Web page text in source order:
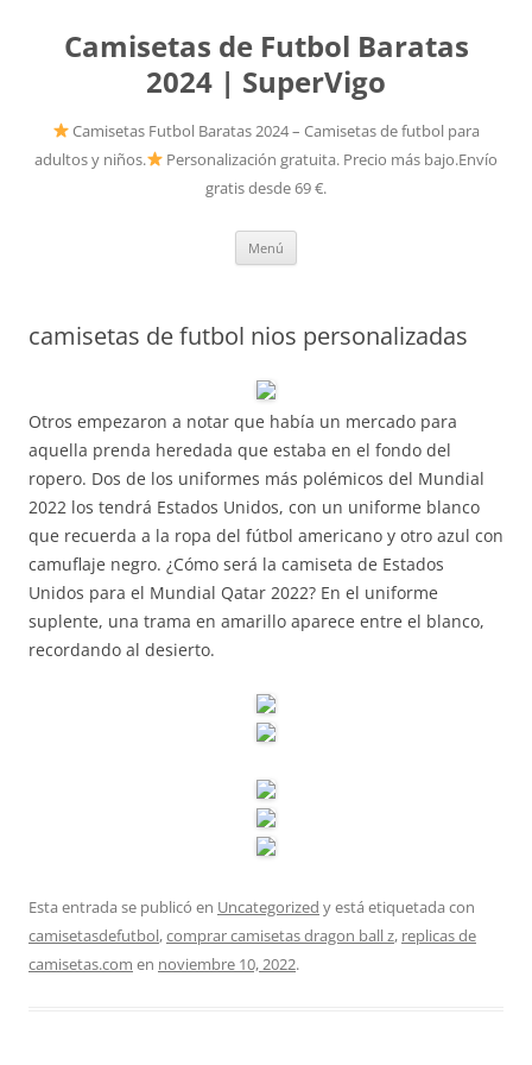
Camisetas de Futbol Baratas
2024 | SuperVigo
Camisetas Futbol Baratas 2024 – Camisetas de futbol para
adultos y niños.
Personalización gratuita. Precio más bajo.Envío
gratis desde 69 €.
Menú
camisetas de futbol nios personalizadas
Otros empezaron a notar que había un mercado para
aquella prenda heredada que estaba en el fondo del
ropero. Dos de los uniformes más polémicos del Mundial
2022 los tendrá Estados Unidos, con un uniforme blanco
que recuerda a la ropa del fútbol americano y otro azul con
camuflaje negro. ¿Cómo será la camiseta de Estados
Unidos para el Mundial Qatar 2022? En el uniforme
suplente, una trama en amarillo aparece entre el blanco,
recordando al desierto.
Esta entrada se publicó en Uncategorized y está etiquetada con
camisetasdefutbol,comprar camisetas dragon ball z, replicas de
camisetas.com en noviembre 10, 2022.